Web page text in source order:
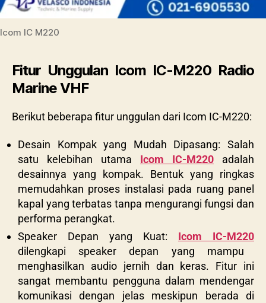
Icom IC M220
Fitur Unggulan Icom IC-M220 Radio
Marine VHF
Berikut beberapa fitur unggulan dari Icom IC-M220:
Desain Kompak yang Mudah Dipasang: Salah
satu kelebihan utama Icom IC-M220 adalah
desainnya yang kompak. Bentuk yang ringkas
memudahkan proses instalasi pada ruang panel
kapal yang terbatas tanpa mengurangi fungsi dan
performa perangkat.
Speaker Depan yang Kuat: Icom IC-M220
dilengkapi speaker depan yang mampu
menghasilkan audio jernih dan keras. Fitur ini
sangat membantu pengguna dalam mendengar
komunikasi dengan jelas meskipun berada di